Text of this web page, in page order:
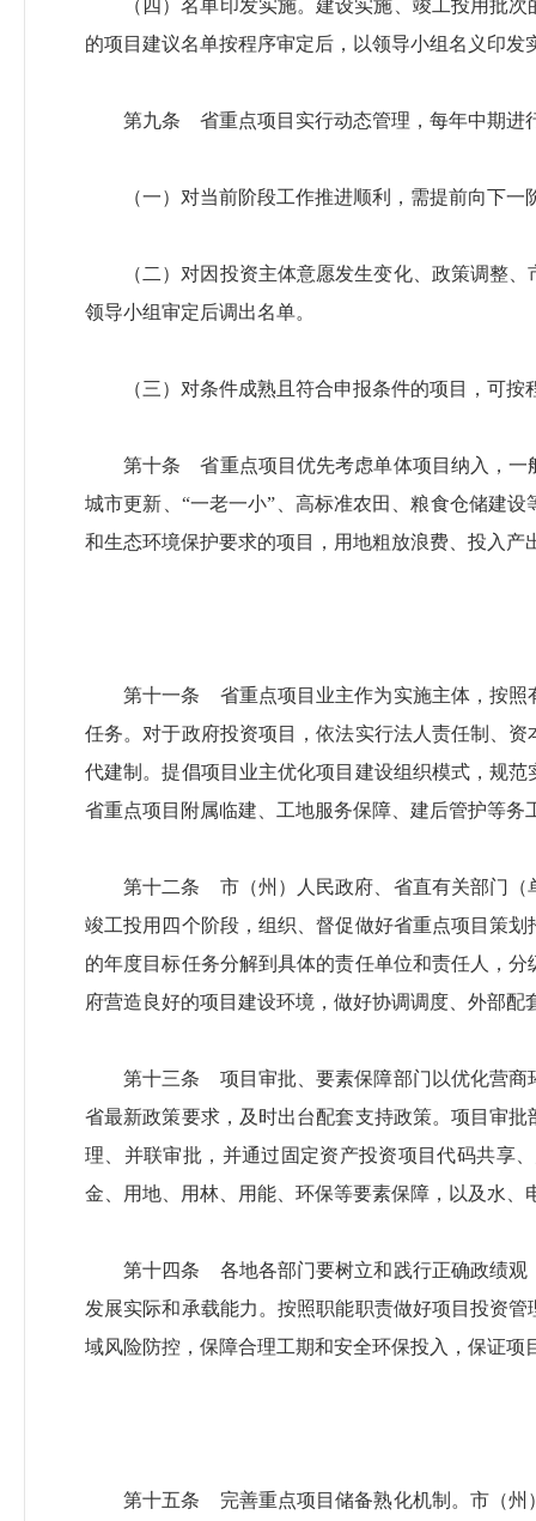
（四）名单印发实施。建设实施、竣工投用批
的项目建议名单按程序审定后，以领导小组名义印发
第九条 省重点项目实行动态管理，每年中期进
（一）对当前阶段工作推进顺利，需提前向下
（二）对因投资主体意愿发生变化、政策调整
领导小组审定后调出名单。
（三）对条件成熟且符合申报条件的项目，可
第十条 省重点项目优先考虑单体项目纳入，一
城市更新、“一老一小”、高标准农田、粮食仓储建
和生态环境保护要求的项目，用地粗放浪费、投入
第十一条 省重点项目业主作为实施主体，按照
任务。对于政府投资项目，依法实行法人责任制、
代建制。提倡项目业主优化项目建设组织模式，规
省重点项目附属临建、工地服务保障、建后管护等
第十二条 市（州）人民政府、省直有关部门（
竣工投用四个阶段，组织、督促做好省重点项目策
的年度目标任务分解到具体的责任单位和责任人，
府营造良好的项目建设环境，做好协调调度、外部
第十三条 项目审批、要素保障部门以优化营商
省最新政策要求，及时出台配套支持政策。项目审
理、并联审批，并通过固定资产投资项目代码共享
金、用地、用林、用能、环保等要素保障，以及水
第十四条 各地各部门要树立和践行正确政绩观
发展实际和承载能力。按照职能职责做好项目投资
域风险防控，保障合理工期和安全环保投入，保证项
第十五条 完善重点项目储备熟化机制。市（州